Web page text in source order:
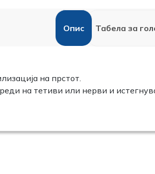
Oпис Табела за
на прстот.
на тетиви или нерви и